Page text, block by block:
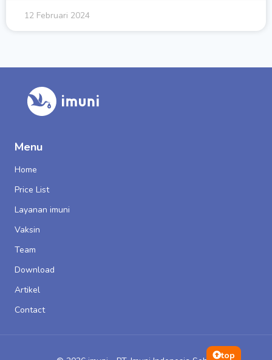
12 Februari 2024
Menu
Home
Price List
Layanan imuni
Vaksin
Team
Download
Artikel
Contact
top